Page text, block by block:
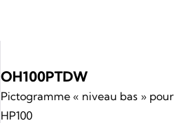
OH100PTDW
Pictogramme « niveau bas » pour
HP100